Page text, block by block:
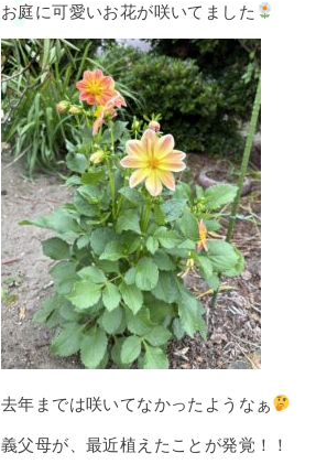
お庭に可愛いお花が咲いてました
去年までは咲いてなかったようなぁ
義父母が、最近植えたことが発覚！！